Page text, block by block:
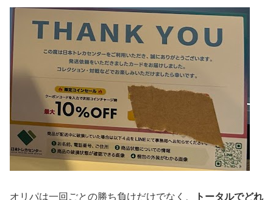
オリパは一回ごとの勝ち負けだけでなく、 トータルでどれ